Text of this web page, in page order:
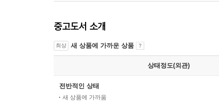
중고도서 소개
최상 새 상품에 가까운 상품
상태정도(외관)
전반적인 상태
새 상품에 가까움